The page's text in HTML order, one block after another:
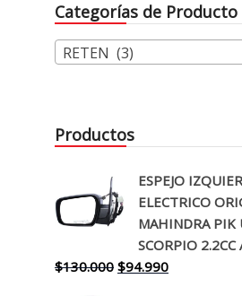
Categorías de Producto
RETEN (3)
Productos
ESPEJO
ELECTRICO
MAHINDRA PIK
SCORPIO
$130.000 El
$94.990El